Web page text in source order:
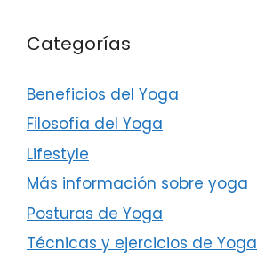
Categorías
Beneficios del Yoga
Filosofía del Yoga
Lifestyle
Más información sobre yoga
Posturas de Yoga
Técnicas y ejercicios de Yoga